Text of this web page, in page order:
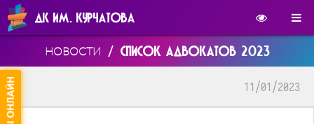
ДК ИМ. КУРЧАТОВА
НОВОСТИ / СПИСОК АДВОКАТОВ 2023
11/01/2023